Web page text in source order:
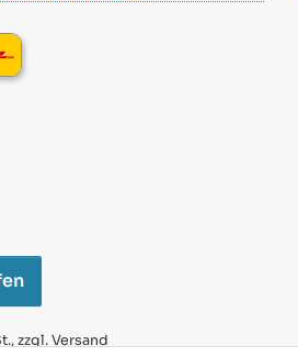
zzgl.Versand